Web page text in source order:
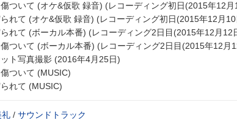
ついて (オケ&仮歌 録音) (レコーディング初日(2015年12
れて (オケ&仮歌 録音) (レコーディング初日(2015年12月
れて (ボーカル本番) (レコーディング2日目(2015年12月12
ついて (ボーカル本番) (レコーディング2日目(2015年12月
ト写真撮影 (2016年4月25日)
ついて (MUSIC)
れて (MUSIC)
礼 / サウンドトラック